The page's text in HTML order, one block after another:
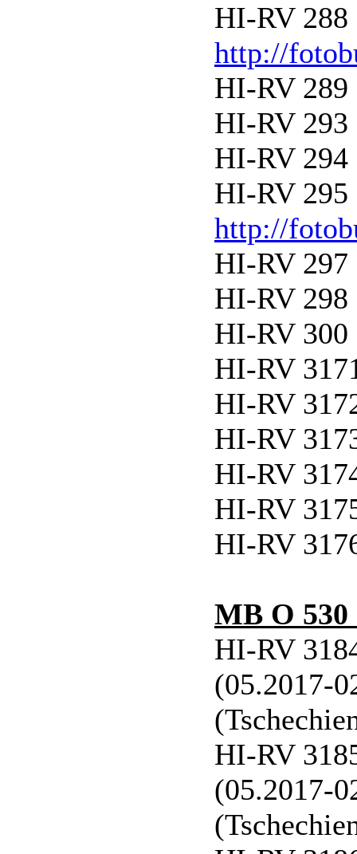
HI-RV 288
http://
HI-RV 289
HI-RV 293
HI-RV 294
HI-RV 295
http://
HI-RV 297
HI-RV 298
HI-RV 300
HI-RV
HI-RV
HI-RV
HI-RV
HI-RV
HI-RV
MB O
HI-RV
(05.2017-
HI-RV
(05.2017-